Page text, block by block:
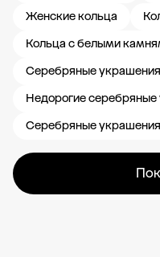
Женские кольца
Кольца с белыми
Серебряные
Недорогие
Серебряные